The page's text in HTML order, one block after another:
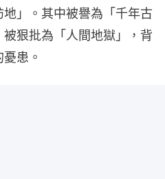
」。其中被譽為「千年古
狠批為「人間地獄」，背
患。